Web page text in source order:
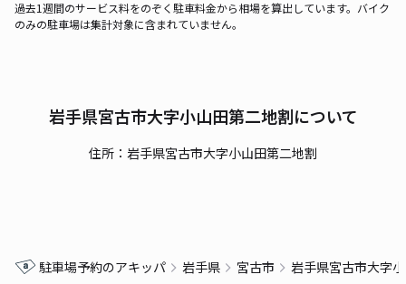
過去1週間のサービス料をのぞく駐車料金から相場を算出しています。バイク
のみの駐車場は集計対象に含まれていません。
岩手県宮古市大字小山田第二地割について
住所：岩手県宮古市大字小山田第二地割
駐車場予約のアキッパ 岩手県 宮古市 岩手県宮古市大字